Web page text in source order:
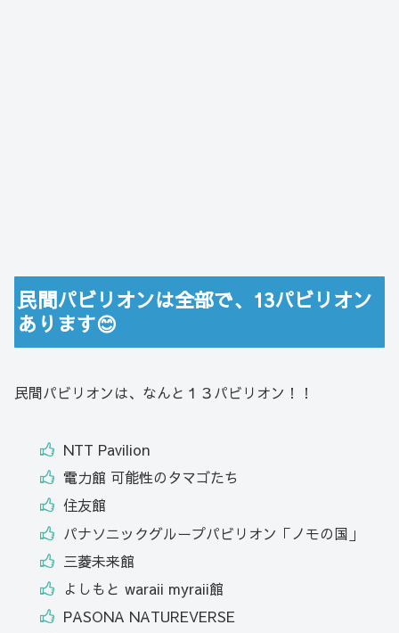
民間パビリオンは全部で、13パビリオン
あります😊
民間パビリオンは、なんと１３パビリオン！！
NTT Pavilion
電力館 可能性のタマゴたち
住友館
パナソニックグループパビリオン「ノモの国」
三菱未来館
よしもと waraii myraii館
PASONA NATUREVERSE